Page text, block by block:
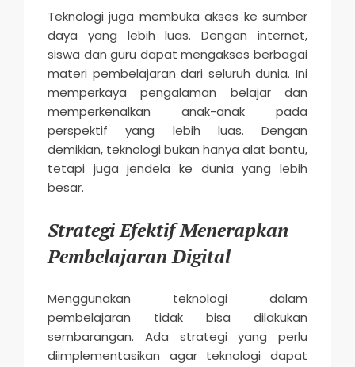
Teknologi juga membuka akses ke sumber
daya yang lebih luas. Dengan internet,
siswa dan guru dapat mengakses berbagai
materi pembelajaran dari seluruh dunia. Ini
memperkaya pengalaman belajar dan
memperkenalkan anak-anak pada
perspektif yang lebih luas. Dengan
demikian, teknologi bukan hanya alat bantu,
tetapi juga jendela ke dunia yang lebih
besar.
Strategi Efektif Menerapkan
Pembelajaran Digital
Menggunakan teknologi dalam
pembelajaran tidak bisa dilakukan
sembarangan. Ada strategi yang perlu
diimplementasikan agar teknologi dapat